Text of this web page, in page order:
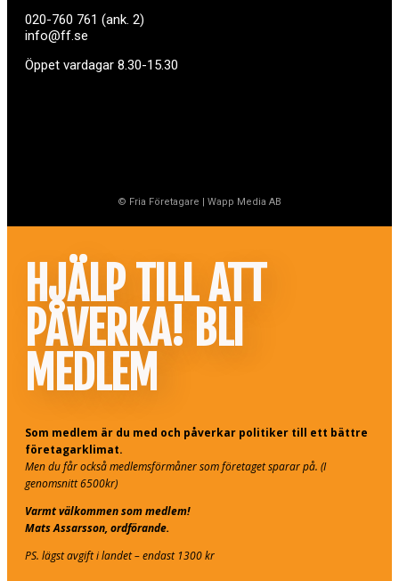
020-760 761 (ank. 2)
info@ff.se
Öppet vardagar 8.30-15.30
© Fria Företagare | Wapp Media AB
HJÄLP TILL ATT
PÅVERKA! BLI
MEDLEM
Som medlem är du med och påverkar politiker till ett bättre
företagarklimat.
Men du får också medlemsförmåner som företaget sparar på. (I
genomsnitt 6500kr)
Varmt välkommen som medlem!
Mats Assarsson, ordförande.
PS. lägst avgift i landet – endast 1300 kr